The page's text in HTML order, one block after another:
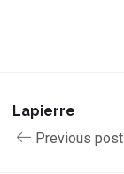
Lapierre
Previous post